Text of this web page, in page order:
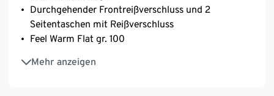
Durchgehender Frontreißverschluss und 2
Seitentaschen mit Reißverschluss
Feel Warm Flat gr. 100
Mehr anzeigen
Stretch Performance